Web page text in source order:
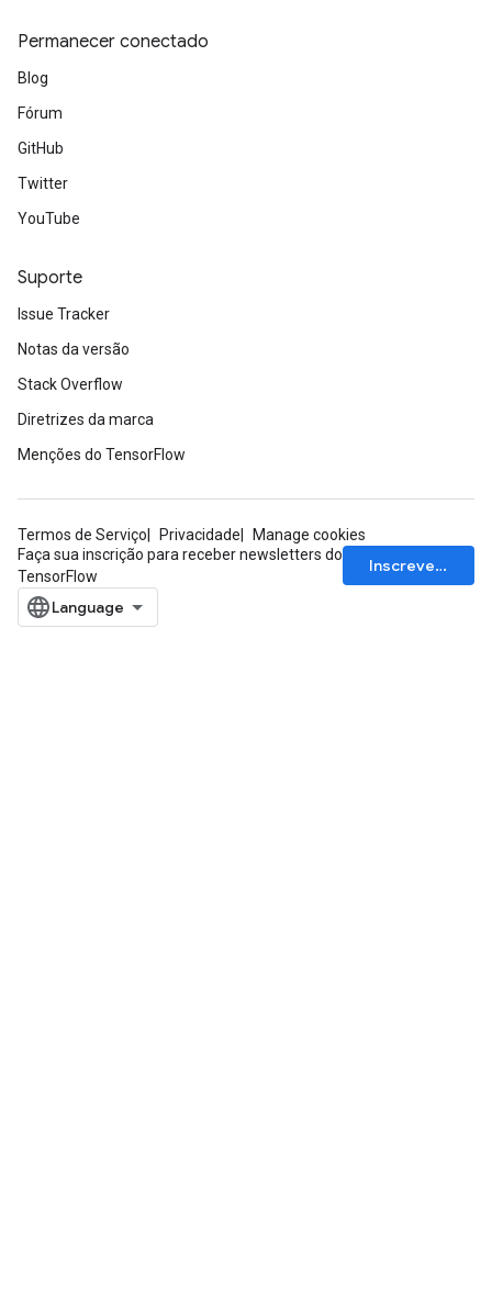
Permanecer conectado
Blog
Fórum
GitHub
Twitter
YouTube
Suporte
Issue Tracker
Notas da versão
Stack Overflow
Diretrizes da marca
Menções do TensorFlow
Termos de Serviço Privacidade
Manage cookies
Faça sua inscrição para receber newsletters do
TensorFlow
Inscrever-se